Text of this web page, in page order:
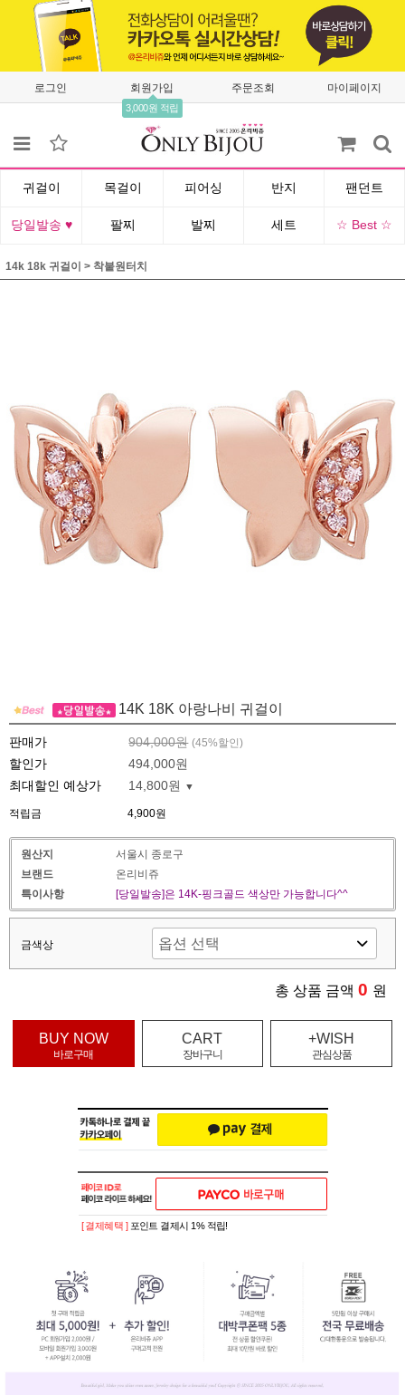
로그인 회원가입
3,000원 적립
주문조회 마이페이지
귀걸이 목걸이 피어싱 반지 팬던트
당일발송 ♥ 팔찌 발찌 세트 ☆ Best ☆
14k 18k 귀걸이 > 착붙원터치
14K 18K 아랑나비 귀걸이
판매가 904,000원 (45%할인)
할인가
494,000원
최대할인 예상가
14,800원
적립금 4,900원
원산지
서울시 종로구
브랜드
온리비쥬
특이사항
[당일발송]은 14K-핑크골드 색상만 가능합니다^^
금색상
총 상품 금액 0 원
BUY NOW
바로구매
CART
장바구니
+WISH
관심상품
[ 결제혜택 ] 포인트 결제시 1% 적립!